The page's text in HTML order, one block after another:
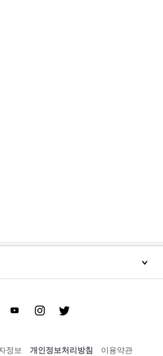
YoutubeInstgram Twitter
정보 개인정보처리방침 이용약관